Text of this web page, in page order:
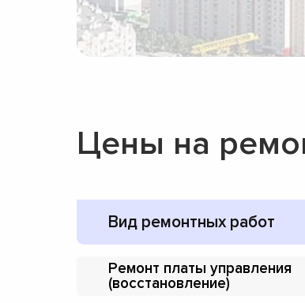
Цены на
Вид ремонтных работ
Ремонт платы управления
(восстановление)